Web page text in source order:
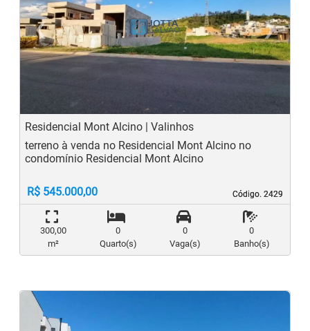
‹
Previous
›
Residencial Mont Alcino | Valinhos
Código. 2429
Código. 2429
terreno à venda no Residencial Mont Alcino no
condomínio Residencial Mont Alcino
R$ 545.000,00
300,00
m²
0
Quarto(s)
0
Vaga(s)
0
Banho(s)